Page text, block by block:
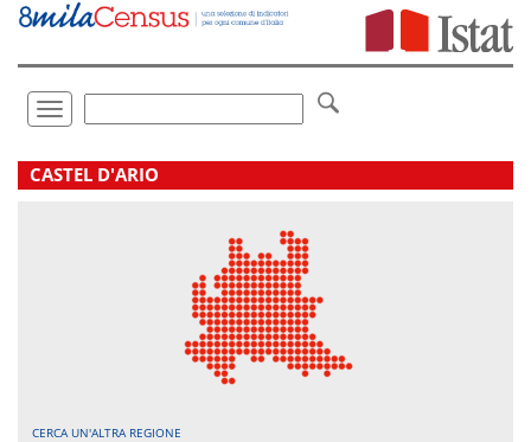
Vai
direttamente
Toggle
navigation
.
CASTEL D'ARIO
CERCA UN'ALTRA REGIONE